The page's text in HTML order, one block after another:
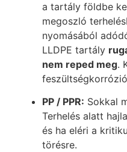
a tartály földbe
megoszló
nyomásából
LLDPE tartály
nem reped meg.
PP / PPR: Sokkal
Terhelés alatt
és ha eléri a
törésre.